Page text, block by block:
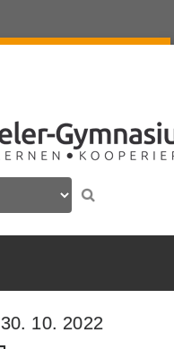
30. 10. 2022